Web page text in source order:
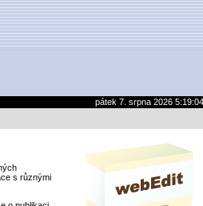
pátek 7. srpna 2026
s různými